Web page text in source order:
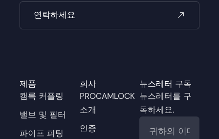
연락하세요
제품
캠록 커플링
밸브 및 필터
파이프 피팅
회사
PROCAMLOCK
소개
인증
뉴스레터 구독
뉴스레터를 구
독하세요.
이